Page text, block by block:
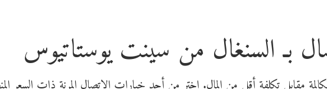
بـ السنغال من سينت يوستاتيوس